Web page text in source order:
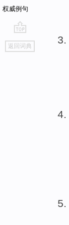
权威例句
go
top
返回词典